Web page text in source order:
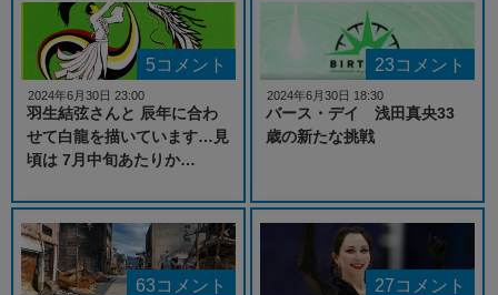
5コメント
羽生結弦さんと 辰年に合わ
せて白龍を描いています…見
頃は 7月中旬あたりか…
2024年6月30日 23:00
23コメント
バース・デイ 浅田真央33
歳の新たな挑戦
2024年6月30日 18:30
63コメント 27コメント